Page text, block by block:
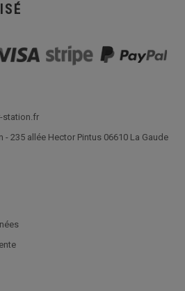
station.fr
235 allée Hector Pintus 06610 La Gaude